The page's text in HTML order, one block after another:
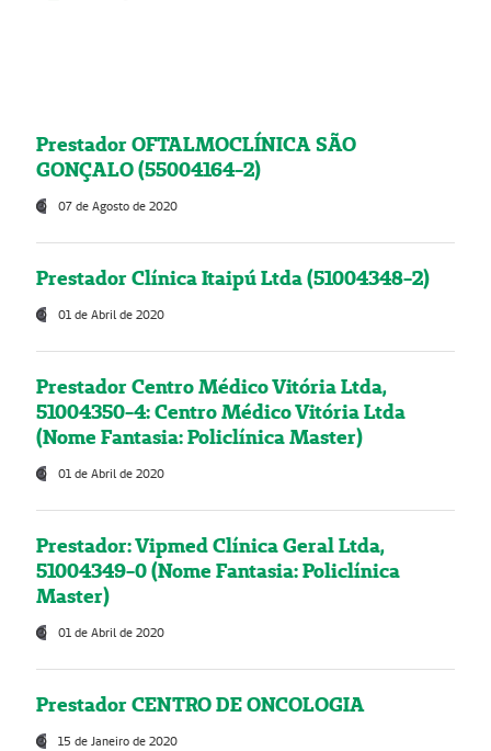
Prestador OFTALMOCLÍNICA SÃO
GONÇALO (55004164-2)
07 de Agosto de 2020
Prestador Clínica Itaipú Ltda (51004348-2)
01 de Abril de 2020
Prestador Centro Médico Vitória Ltda,
51004350-4: Centro Médico Vitória Ltda
(Nome Fantasia: Policlínica Master)
01 de Abril de 2020
Prestador: Vipmed Clínica Geral Ltda,
51004349-0 (Nome Fantasia: Policlínica
Master)
01 de Abril de 2020
Prestador CENTRO DE ONCOLOGIA
15 de Janeiro de 2020